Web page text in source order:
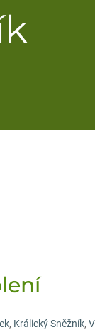
, Králický Sněžník,